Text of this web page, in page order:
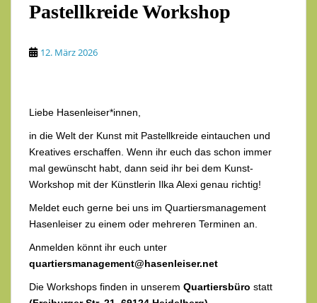
Pastellkreide Workshop
12. März 2026
Liebe Hasenleiser*innen,
in die Welt der Kunst mit Pastellkreide eintauchen und
Kreatives erschaffen. Wenn ihr euch das schon immer
mal gewünscht habt, dann seid ihr bei dem Kunst-
Workshop mit der Künstlerin Ilka Alexi genau richtig!
Meldet euch gerne bei uns im Quartiersmanagement
Hasenleiser zu einem oder mehreren Terminen an.
Anmelden könnt ihr euch unter
quartiersmanagement@hasenleiser.net
Die Workshops finden in unserem Quartiersbüro statt